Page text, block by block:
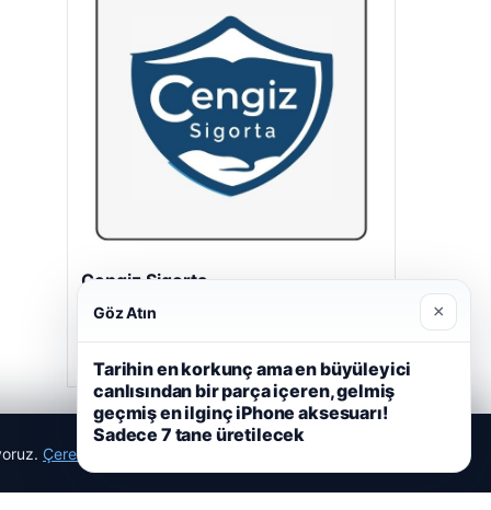
Hastaş Beton
26/05/2026
Çerez Politikamız
Göz Atın ×
Tarihin en korkunç ama en büyüleyici
canlısından bir parça içeren, gelmiş
geçmiş en ilginç iPhone aksesuarı!
Sadece 7 tane üretilecek